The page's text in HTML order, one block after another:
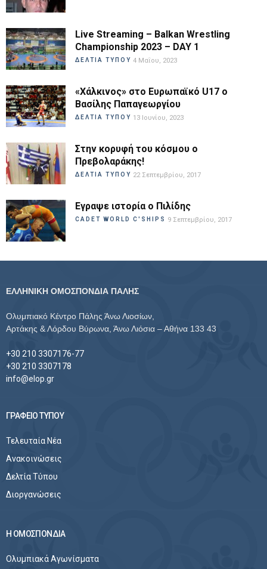
Live Streaming – Balkan Wrestling
Championship 2023 – DAY 1
ΔΕΛΤΙΑ ΤΥΠΟΥ 4 Μαΐου, 2023
«Χάλκινος» στο Ευρωπαϊκό U17 ο
Βασίλης Παπαγεωργίου
ΔΕΛΤΙΑ ΤΥΠΟΥ 13 Ιουνίου, 2023
Στην κορυφή του κόσμου ο
Πρεβολαράκης!
ΔΕΛΤΙΑ ΤΥΠΟΥ 22 Σεπτεμβρίου, 2017
Εγραψε ιστορία ο Πιλίδης
CADET WORLD C'SHIPS 9 Σεπτεμβρίου, 2017
ΕΛΛΗΝΙΚΗ ΟΜΟΣΠΟΝΔΙΑ ΠΑΛΗΣ
Ολυμπιακό Κέντρο Πάλης Άνω Λιοσίων,
Αρτάκης & Λόρδου Βύρωνα, Άνω Λιόσια – Αθήνα 133 43
+30 210 3307176-77
+30 210 3307178
info@elop.gr
ΓΡΑΦΕΙΟ ΤΥΠΟΥ
Τελευταία Νέα
Ανακοινώσεις
Δελτία Τύπου
Διοργανώσεις
Η ΟΜΟΣΠΟΝΔΙΑ
Ολυμπιακά Αγωνίσματα